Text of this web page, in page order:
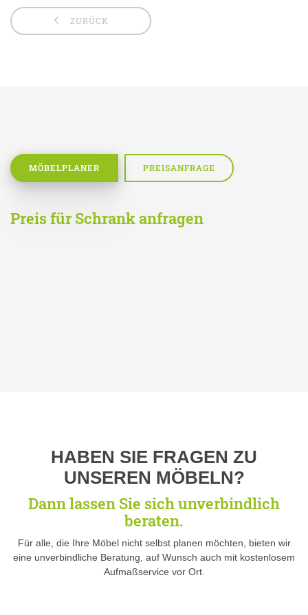
ZURÜCK
MÖBELPLANER PREISANFRAGE
Preis für Schrank anfragen
HABEN SIE FRAGEN ZU
UNSEREN MÖBELN?
Dann lassen Sie sich unverbindlich
beraten.
Für alle, die Ihre Möbel nicht selbst planen möchten, bieten wir
eine unverbindliche Beratung, auf Wunsch auch mit kostenlosem
Aufmaßservice vor Ort.